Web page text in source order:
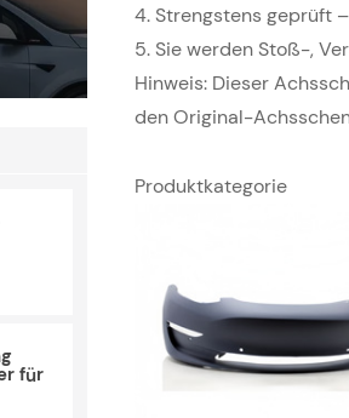
für
4. Strengstens geprüft
5. Sie werden Stoß-,
Hinweis: Dieser
den Original-
Produktkategorie